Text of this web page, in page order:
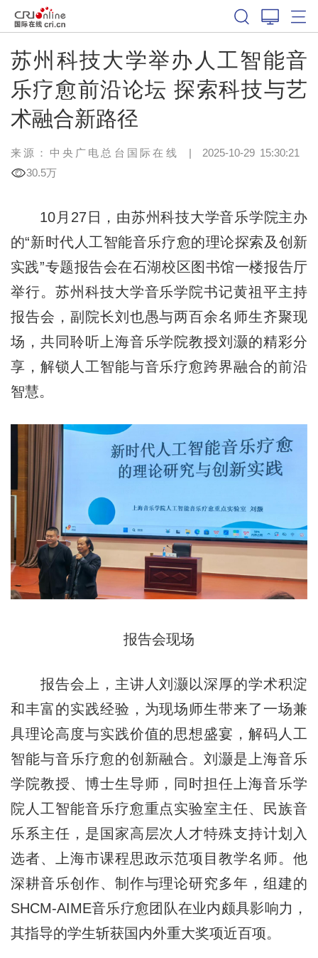
苏州科技大学举办人工智能音
乐疗愈前沿论坛 探索科技与艺
术融合新路径
来源：中央广电总台国际在线 | 2025-10-29 15:30:21
30.5万
10月27日，由苏州科技大学音乐学院主办
的“新时代人工智能音乐疗愈的理论探索及创新
实践”专题报告会在石湖校区图书馆一楼报告厅
举行。苏州科技大学音乐学院书记黄祖平主持
报告会，副院长刘也愚与两百余名师生齐聚现
场，共同聆听上海音乐学院教授刘灏的精彩分
享，解锁人工智能与音乐疗愈跨界融合的前沿
智慧。
报告会现场
报告会上，主讲人刘灏以深厚的学术积淀
和丰富的实践经验，为现场师生带来了一场兼
具理论高度与实践价值的思想盛宴，解码人工
智能与音乐疗愈的创新融合。刘灏是上海音乐
学院教授、博士生导师，同时担任上海音乐学
院人工智能音乐疗愈重点实验室主任、民族音
乐系主任，是国家高层次人才特殊支持计划入
选者、上海市课程思政示范项目教学名师。他
深耕音乐创作、制作与理论研究多年，组建的
SHCM-AIME音乐疗愈团队在业内颇具影响力，
其指导的学生斩获国内外重大奖项近百项。